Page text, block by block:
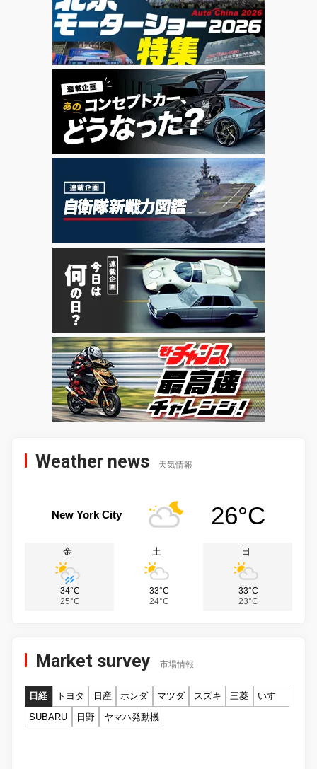
Weather news 天気情報
New York City 26°C
金
34°C
25°C
土
33°C
24°C
日
33°C
23°C
Market survey 市場情報
日経 トヨタ 日産 ホンダ マツダ スズキ 三菱
いすゞ
SUBARU
日野 ヤマハ発動機